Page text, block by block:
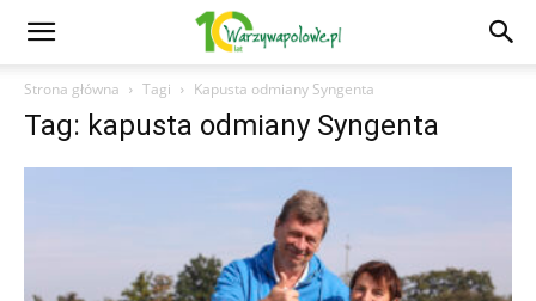
Strona główna Tagi Kapusta odmiany Syngenta
Tag: kapusta odmiany Syngenta